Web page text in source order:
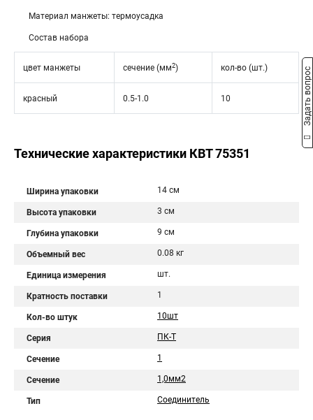
Материал манжеты: термоусадка
Состав набора
цвет манжеты сечение (мм2) кол-во (шт.)
красный 0.5-1.0 10
Технические характеристики КВТ 75351
Ширина упаковки 14 см
Высота упаковки 3 см
Глубина упаковки 9 см
Объемный вес 0.08 кг
Единица измерения шт.
Кратность поставки 1
Кол-во штук 10шт
Серия ПК-Т
Сечение 1
Сечение 1,0мм2
Тип Соединитель
Задать вопрос